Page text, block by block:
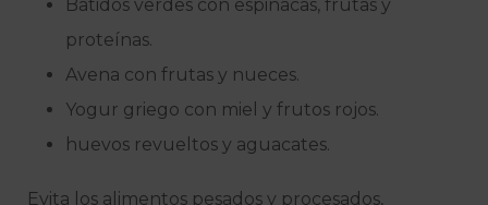
Batidos verdes con espinacas, frutas y
proteínas.
Avena con frutas y nueces.
Yogur griego con miel y frutos rojos.
huevos revueltos y aguacates.
Evita los alimentos pesados y procesados,